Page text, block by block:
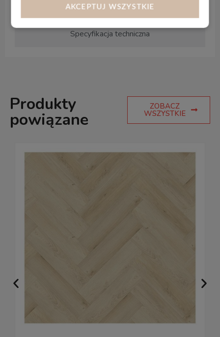
Specyfikacja techniczna
Produkty
powiązane
ZOBACZ
WSZYSTKIE
AKCEPTUJ WSZYSTKIE